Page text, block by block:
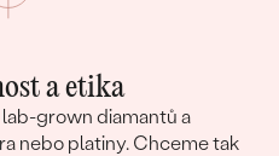
a etika
grown diamantů a
nebo platiny. Chceme tak